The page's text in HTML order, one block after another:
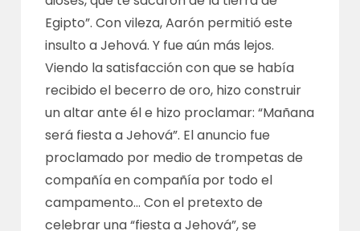
Egipto”. Con vileza, Aarón permitió este
insulto a Jehová. Y fue aún más lejos.
Viendo la satisfacción con que se había
recibido el becerro de oro, hizo construir
un altar ante él e hizo proclamar: “Mañana
será fiesta a Jehová”. El anuncio fue
proclamado por medio de trompetas de
compañía en compañía por todo el
campamento… Con el pretexto de
celebrar una “fiesta a Jehová”, se